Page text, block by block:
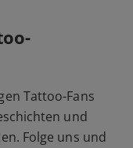
Tattoo-Fans
und
Folge uns und